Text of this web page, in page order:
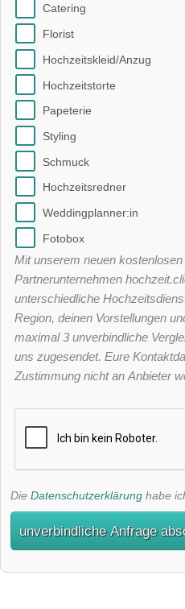
Catering
Florist
Hochzeitskleid/Anzug
Hochzeitstorte
Papeterie
Styling
Schmuck
Hochzeitsredner
Weddingplanner:in
Fotobox
Mit unserem neuen
Partnerunternehmen
unterschiedliche
Region, deinen Vorstellungen
maximal 3 unverbindliche
uns zugesendet. Eure
Zustimmung nicht an Anbieter
Die Datenschutzerklärung habe
unverbindliche Anfrage